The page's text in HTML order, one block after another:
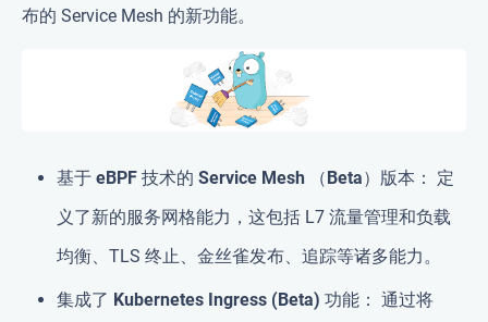
布的 Service Mesh 的新功能。
基于 eBPF 技术的 Service Mesh （Beta）版本 ： 定
义了新的服务网格能力，这包括 L7 流量管理和负载
均衡、TLS 终止、金丝雀发布、追踪等诸多能力。
集成了 Kubernetes Ingress (Beta) 功能 ： 通过将